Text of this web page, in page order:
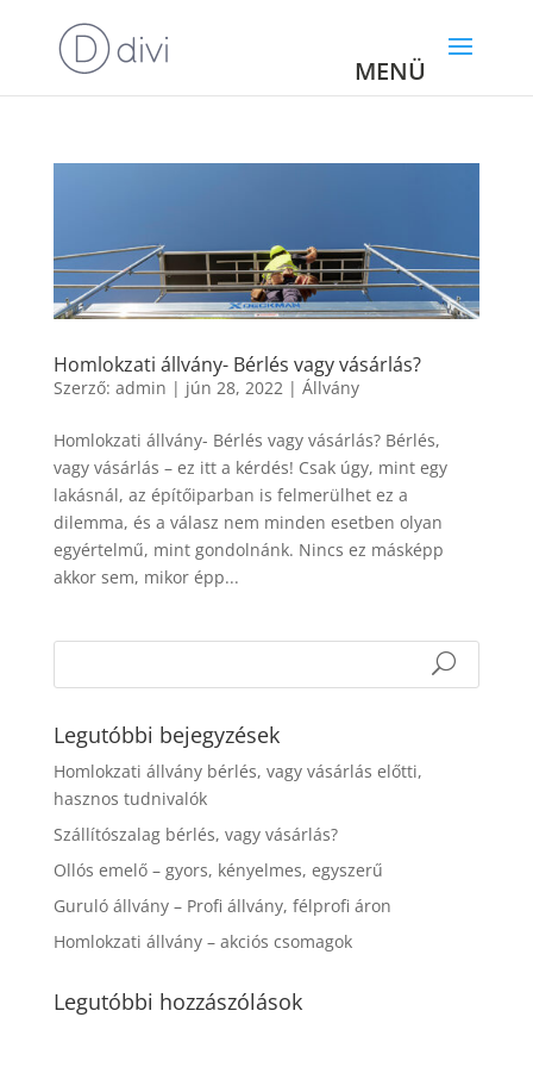
Homlokzati állvány- Bérlés vagy vásárlás?
Szerző: admin | jún 28, 2022 | Állvány
Homlokzati állvány- Bérlés vagy vásárlás? Bérlés,
vagy vásárlás – ez itt a kérdés! Csak úgy, mint egy
lakásnál, az építőiparban is felmerülhet ez a
dilemma, és a válasz nem minden esetben olyan
egyértelmű, mint gondolnánk. Nincs ez másképp
akkor sem, mikor épp...
Legutóbbi bejegyzések
Homlokzati állvány bérlés, vagy vásárlás előtti,
hasznos tudnivalók
Szállítószalag bérlés, vagy vásárlás?
Ollós emelő – gyors, kényelmes, egyszerű
Guruló állvány – Profi állvány, félprofi áron
Homlokzati állvány – akciós csomagok
Legutóbbi hozzászólások